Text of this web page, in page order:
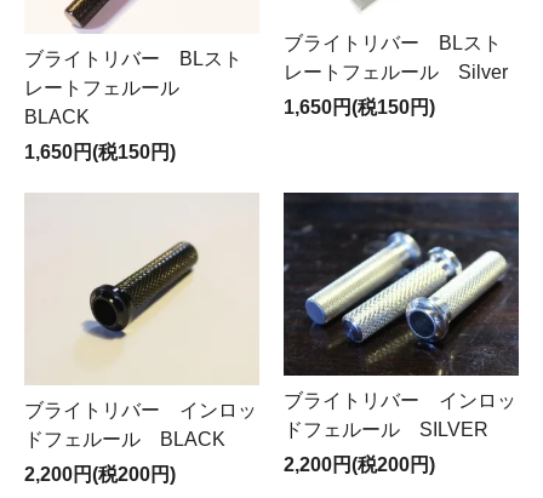
ブライトリバー BLスト
レートフェルール
BLACK
1,650円(税150円)
ブライトリバー BLスト
レートフェルール Silver
1,650円(税150円)
ブライトリバー インロッ
ドフェルール BLACK
2,200円(税200円)
ブライトリバー インロッ
ドフェルール SILVER
2,200円(税200円)